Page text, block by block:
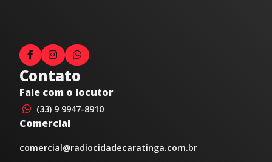
Contato
Fale com o locutor
(33) 9 9947-8910
Comercial
comercial@radiocidadecaratinga.com.br